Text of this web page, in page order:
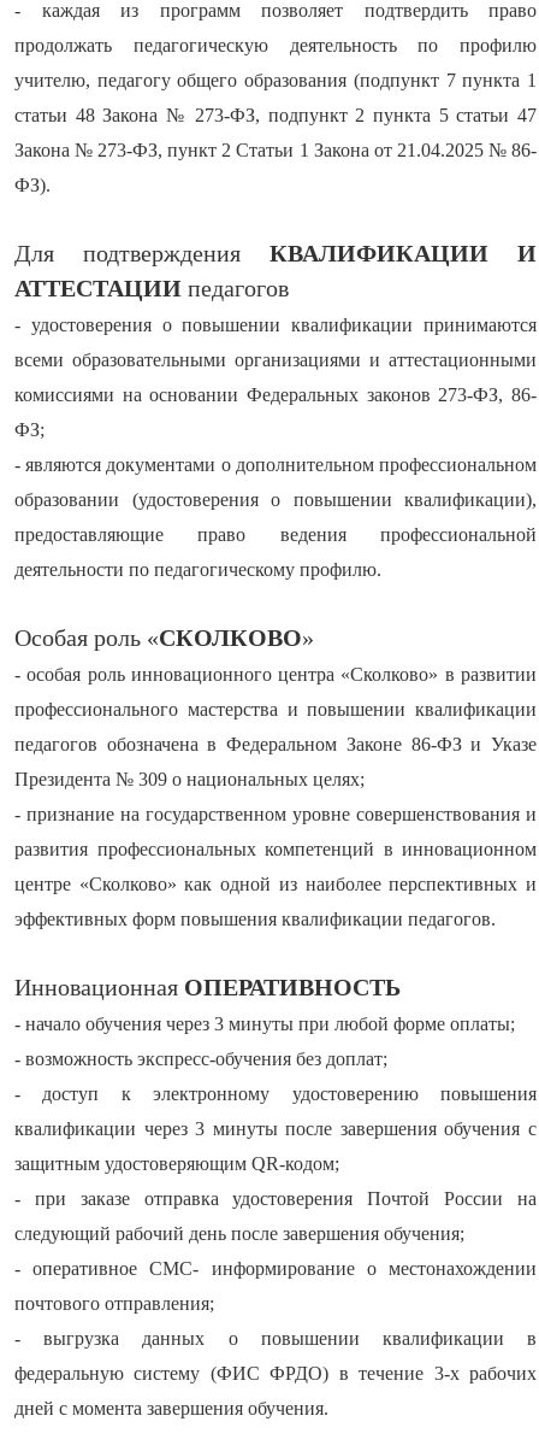
- каждая из программ позволяет подтвердить право
продолжать педагогическую деятельность по профилю
учителю, педагогу общего образования (подпункт 7 пункта 1
статьи 48 Закона № 273-ФЗ, подпункт 2 пункта 5 статьи 47
Закона № 273-ФЗ, пункт 2 Статьи 1 Закона от 21.04.2025 № 86-
ФЗ).
Для подтверждения КВАЛИФИКАЦИИ И
АТТЕСТАЦИИ педагогов
- удостоверения о повышении квалификации принимаются
всеми образовательными организациями и аттестационными
комиссиями на основании Федеральных законов 273-ФЗ, 86-
ФЗ;
- являются документами о дополнительном профессиональном
образовании (удостоверения о повышении квалификации),
предоставляющие право ведения профессиональной
деятельности по педагогическому профилю.
Особая роль «СКОЛКОВО»
- особая роль инновационного центра «Сколково» в развитии
профессионального мастерства и повышении квалификации
педагогов обозначена в Федеральном Законе 86-ФЗ и Указе
Президента № 309 о национальных целях;
- признание на государственном уровне совершенствования и
развития профессиональных компетенций в инновационном
центре «Сколково» как одной из наиболее перспективных и
эффективных форм повышения квалификации педагогов.
Инновационная ОПЕРАТИВНОСТЬ
- начало обучения через 3 минуты при любой форме оплаты;
- возможность экспресс-обучения без доплат;
- доступ к электронному удостоверению повышения
квалификации через 3 минуты после завершения обучения с
защитным удостоверяющим QR-кодом;
- при заказе отправка удостоверения Почтой России на
следующий рабочий день после завершения обучения;
- оперативное СМС- информирование о местонахождении
почтового отправления;
- выгрузка данных о повышении квалификации в
федеральную систему (ФИС ФРДО) в течение 3-х рабочих
дней с момента завершения обучения.